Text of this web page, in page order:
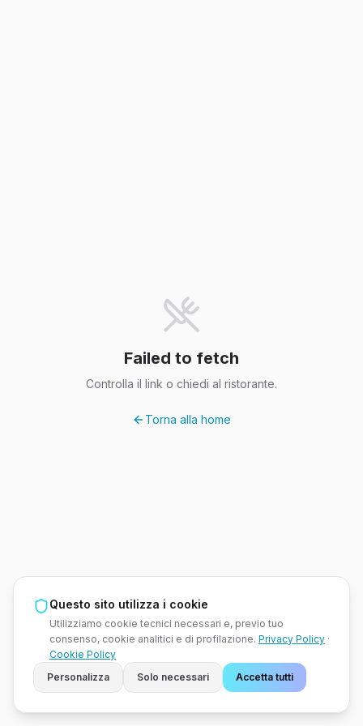
Failed to fetch
Controlla il link o chiedi al ristorante.
Torna alla home
Questo sito utilizza i cookie
Utilizziamo cookie tecnici necessari e, previo tuo
consenso, cookie analitici e di profilazione. Privacy Policy ·
Cookie Policy
Personalizza
Solo necessari Accetta tutti